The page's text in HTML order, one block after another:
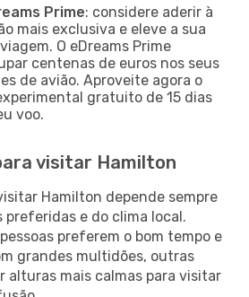
Prime: considere aderir à
mais exclusiva e eleve a sua
O eDreams Prime
centenas de euros nos seus
de avião. Aproveite agora o
gratuito de 15 dias
voo.
visitar Hamilton
Hamilton depende sempre
preferidas e do clima local.
preferem o bom tempo e
grandes multidões, outras
alturas mais calmas para visitar